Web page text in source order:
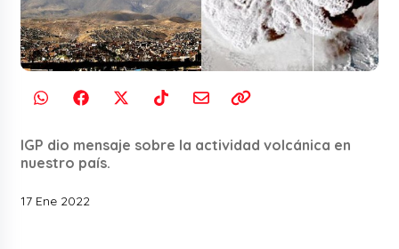
IGP dio mensaje sobre la actividad volcánica en
nuestro país.
17 Ene 2022